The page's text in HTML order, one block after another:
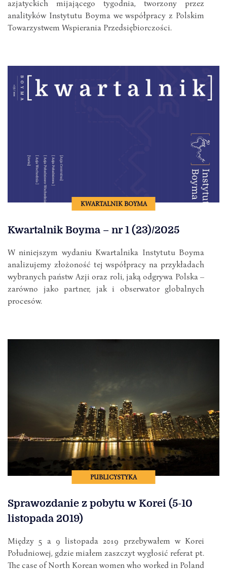
azjatyckich mijającego tygodnia, tworzony przez
analityków Instytutu Boyma we współpracy z Polskim
Towarzystwem Wspierania Przedsiębiorczości.
KWARTALNIK BOYMA
Kwartalnik Boyma – nr 1 (23)/2025
W niniejszym wydaniu Kwartalnika Instytutu Boyma
analizujemy złożoność tej współpracy na przykładach
wybranych państw Azji oraz roli, jaką odgrywa Polska –
zarówno jako partner, jak i obserwator globalnych
procesów.
PUBLICYSTYKA
Sprawozdanie z pobytu w Korei (5-10
listopada 2019)
Między 5 a 9 listopada 2019 przebywałem w Korei
Południowej, gdzie miałem zaszczyt wygłosić referat pt.
The case of North Korean women who worked in Poland